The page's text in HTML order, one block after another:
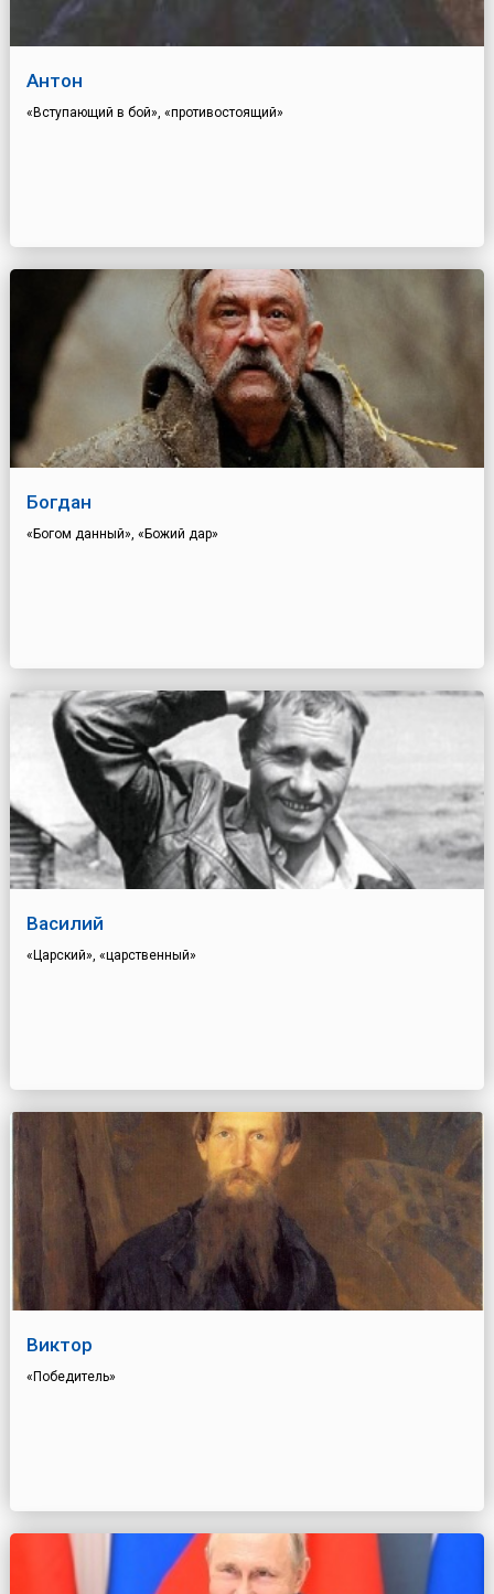
Антон
«Вступающий в бой», «противостоящий»
Богдан
«Богом данный», «Божий дар»
Василий
«Царский», «царственный»
Виктор
«Победитель»